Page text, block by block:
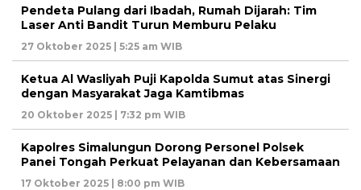
Pendeta Pulang dari Ibadah, Rumah Dijarah: Tim
Laser Anti Bandit Turun Memburu Pelaku
27 Oktober 2025 | 5:25 am WIB
Ketua Al Wasliyah Puji Kapolda Sumut atas Sinergi
dengan Masyarakat Jaga Kamtibmas
20 Oktober 2025 | 7:32 pm WIB
Kapolres Simalungun Dorong Personel Polsek
Panei Tongah Perkuat Pelayanan dan Kebersamaan
17 Oktober 2025 | 8:00 pm WIB